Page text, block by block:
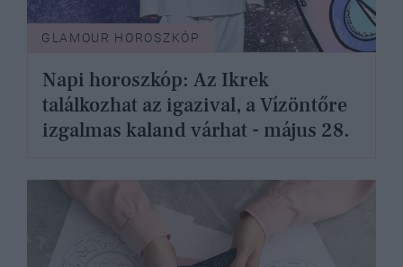
GLAMOUR HOROSZKÓP
Napi horoszkóp: Az Ikrek
találkozhat az igazival, a Vízöntőre
izgalmas kaland várhat - május 28.